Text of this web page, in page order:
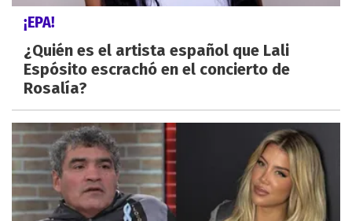
¡EPA!
¿Quién es el artista español que Lali
Espósito escrachó en el concierto de
Rosalía?